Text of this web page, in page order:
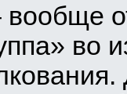
вообще
во